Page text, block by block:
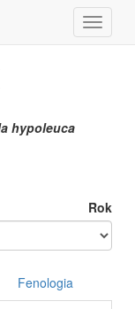
Toggle
hypoleuca
Rok
Fenologia